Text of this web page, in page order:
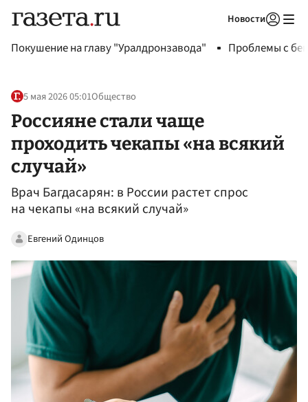
Новости
Покушение на главу "Уралдронзавода" Проблемы с
5 мая 2026 05:01Общество
Россияне стали чаще
проходить чекапы «на всякий
случай»
Врач Багдасарян: в России растет спрос
на чекапы «на всякий случай»
Евгений Одинцов